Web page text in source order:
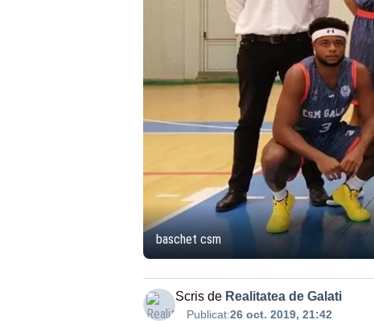
baschet csm
Scris de Realitatea de Galati
Publicat:26 oct. 2019, 21:42